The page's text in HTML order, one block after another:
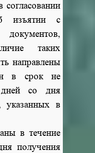
согласовании
изъятии с
таких
направлены
в срок не
со дня
указанных в
в течение
получения